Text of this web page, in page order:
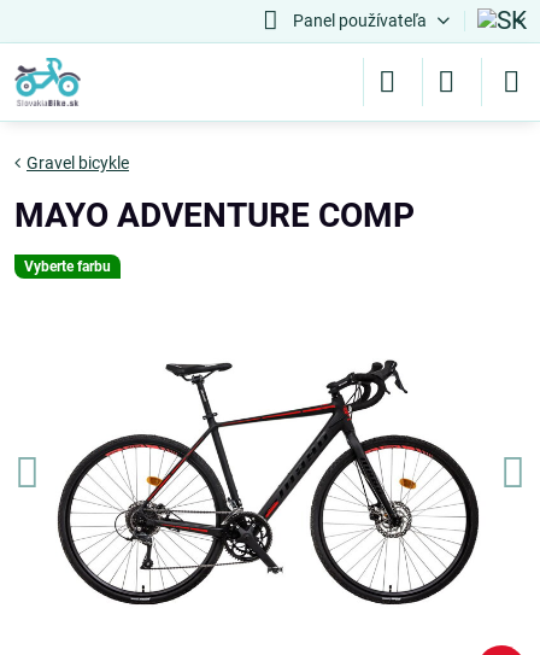
Panel používateľa
Vyberte farbu
Gravel bicykle
MAYO ADVENTURE COMP